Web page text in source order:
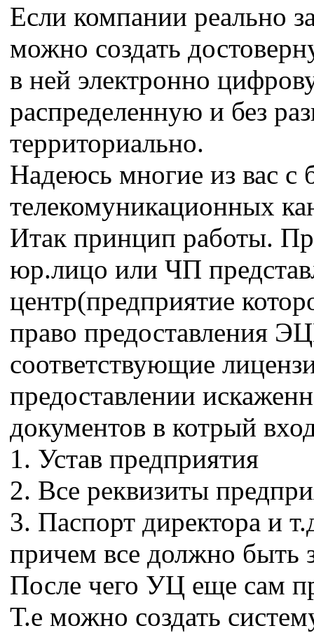
Если компании реально
можно создать
в ней электронно
распределенную и без
территориально.
Надеюсь многие из вас с
телекомуникационных
Итак принцип работы.
юр.лицо или ЧП
центр(предприятие
право предоставления
соответствующие
предоставлении
документов в котрый
1. Устав предприятия
2. Все реквизиты
3. Паспорт директора и
причем все должно быть
После чего УЦ еще сам
Т.е можно создать